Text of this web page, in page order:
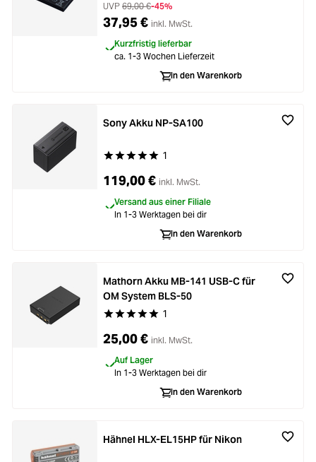
UVP 69,00 €-45%
37,95 € inkl. MwSt.
Kurzfristig lieferbar
ca. 1-3 Wochen Lieferzeit
In den Warenkorb
Durchschnittliche Bewertung von 5 von 5
1
Sony Akku NP-SA100
119,00 € inkl. MwSt.
Versand aus einer Filiale
In 1-3 Werktagen bei dir
In den Warenkorb
Durchschnittliche Bewertung von 5 von 5
1
Mathorn Akku MB-141 USB-C für
OM System BLS-50
25,00 € inkl. MwSt.
Auf Lager
In 1-3 Werktagen bei dir
In den Warenkorb
Hähnel HLX-EL15HP für Nikon